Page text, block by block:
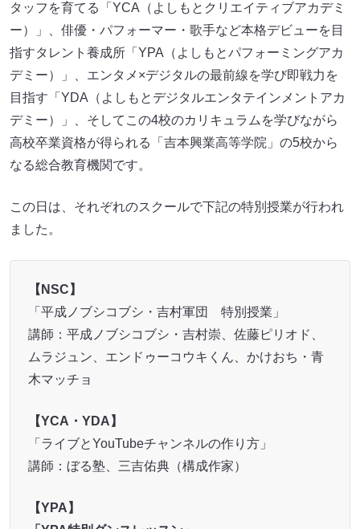
タッフを育てる「YCA（よしもとクリエイティブアカデミ
ー）」、俳優・パフォーマー・歌手など本格デビューを目
指すタレント養成所「YPA（よしもとパフォーミングアカ
デミー）」、エンタメ×デジタルの最前線を学び即戦力を
目指す「YDA（よしもとデジタルエンタテインメントアカ
デミー）」、そしてこの4校のカリキュラムを学びながら
高校卒業資格が得られる「吉本興業高等学院」の5校から
なる総合教育機関です。
この日は、それぞれのスクールで下記の特別授業が行われ
ました。
【NSC】
「平成ノブシコブシ・吉村軍団 特別授業」
講師：平成ノブシコブシ・吉村崇、佐藤ピリオド、
ムラジュン、エンドゥーコウキくん、かけおち・青
木マッチョ
【YCA・YDA】
「ライブとYouTubeチャンネルの作り方」
講師：ぼる塾、三吉佑典（構成作家）
【YPA】